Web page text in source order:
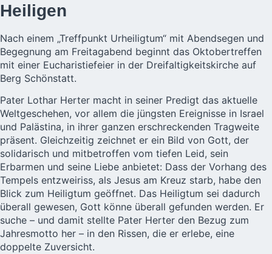
Heiligen
Nach einem „Treffpunkt Urheiligtum“ mit Abendsegen und
Begegnung am Freitagabend beginnt das Oktobertreffen
mit einer Eucharistiefeier in der Dreifaltigkeitskirche auf
Berg Schönstatt.
Pater Lothar Herter macht in seiner Predigt das aktuelle
Weltgeschehen, vor allem die jüngsten Ereignisse in Israel
und Palästina, in ihrer ganzen erschreckenden Tragweite
präsent. Gleichzeitig zeichnet er ein Bild von Gott, der
solidarisch und mitbetroffen vom tiefen Leid, sein
Erbarmen und seine Liebe anbietet: Dass der Vorhang des
Tempels entzweiriss, als Jesus am Kreuz starb, habe den
Blick zum Heiligtum geöffnet. Das Heiligtum sei dadurch
überall gewesen, Gott könne überall gefunden werden. Er
suche – und damit stellte Pater Herter den Bezug zum
Jahresmotto her – in den Rissen, die er erlebe, eine
doppelte Zuversicht.